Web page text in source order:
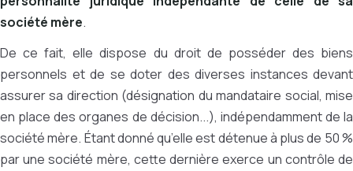
société mère.
De ce fait, elle dispose du droit de posséder des biens
personnels et de se doter des diverses instances devant
assurer sa direction (désignation du mandataire social, mise
en place des organes de décision...), indépendamment de la
société mère. Étant donné qu’elle est détenue à plus de 50 %
par une société mère, cette dernière exerce un contrôle de